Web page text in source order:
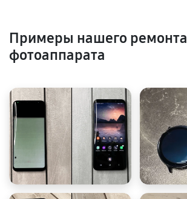
Примеры нашего ремонта
фотоаппарата